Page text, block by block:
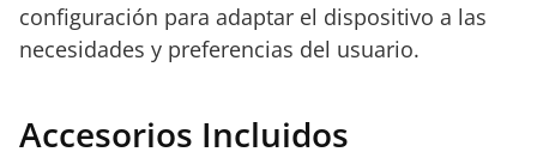
configuración para adaptar el dispositivo a las
necesidades y preferencias del usuario.
Accesorios Incluidos